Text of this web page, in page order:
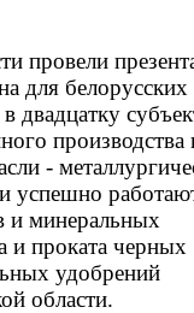
провели
для белорусских
двадцатку
производства
-
успешно
и минеральных
и проката черных
удобрений
области.